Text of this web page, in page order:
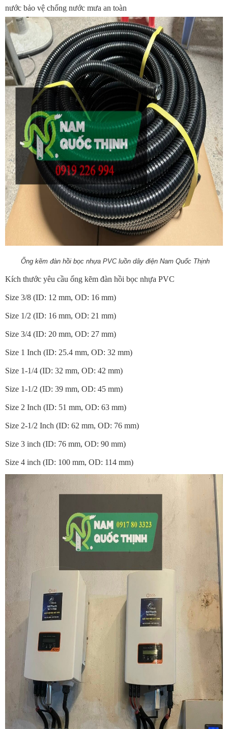
nước bảo vệ chống nước mưa an toàn
Ống kẽm đàn hồi bọc nhựa PVC luồn dây điện Nam Quốc Thịnh
Kích thước yêu cầu ống kẽm đàn hồi bọc nhựa PVC
Size 3/8 (ID: 12 mm, OD: 16 mm)
Size 1/2 (ID: 16 mm, OD: 21 mm)
Size 3/4 (ID: 20 mm, OD: 27 mm)
Size 1 Inch (ID: 25.4 mm, OD: 32 mm)
Size 1-1/4 (ID: 32 mm, OD: 42 mm)
Size 1-1/2 (ID: 39 mm, OD: 45 mm)
Size 2 Inch (ID: 51 mm, OD: 63 mm)
Size 2-1/2 Inch (ID: 62 mm, OD: 76 mm)
Size 3 inch (ID: 76 mm, OD: 90 mm)
Size 4 inch (ID: 100 mm, OD: 114 mm)